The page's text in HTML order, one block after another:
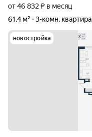
от 46 832 ₽ в месяц
61,4 м²
3-комн. квартира
новостройка